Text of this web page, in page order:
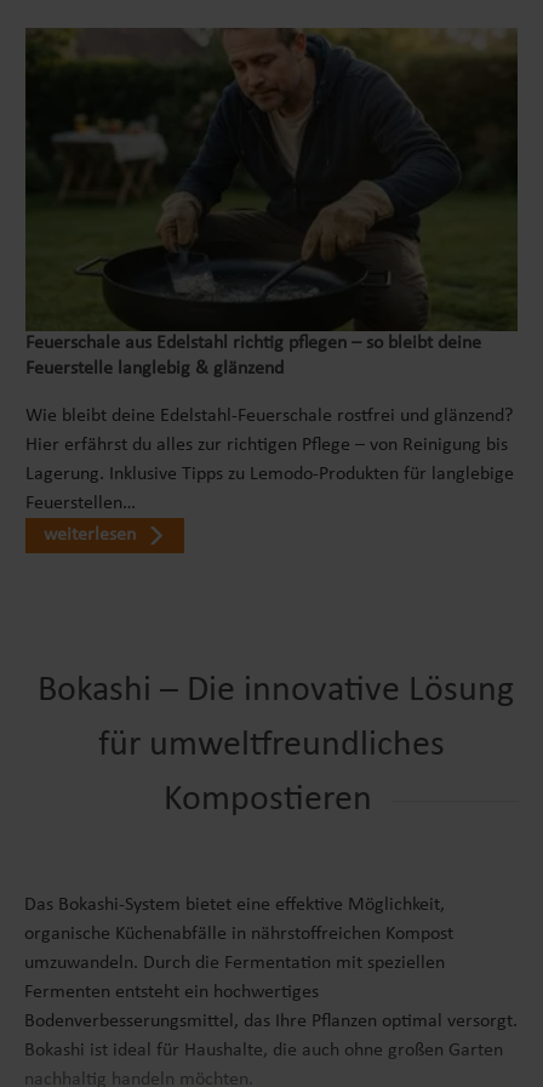
den Boden auf natürliche Weise verbessern und
langfristig seine Fruchtbarkeit erhöhen.25%
WENIGER KÜCHENABFÄLLEMit einem Bokashi
wird die Entsorgung Deines Biomülls zum
Kinderspiel! Reduziere Deinen organischen Müll
um 25% und sorgen Sie für eine
umweltfreundliche Abfallentsorgung. Die
Fermentation beschleunigt die Abbauprozesse
und somit die Zersetzung des organischen
Materials. Der Fermentationsprozess im Bokashi
Eimer sorgt zudem dafür, dass unangenehme
Gerüche reduziert werden und die entstehende
Flüssigkeit als Dünger für Pflanzen verwendet
werden kann.Bokashi ist die perfekte Lösung für
alle, die Wert auf Nachhaltigkeit und Effizienz
keine unangenehmen Rückstände.2 SORTEN
BIODÜNGERMit dem Bokashi Eimer hast Du die
Möglichkeit, Deine Küchenabfälle in wertvollen
Biodünger für Deinen Garten umzuwandeln. Beim
Bokashieren entstehen zwei Arten von Dünger,
die Deinen Garten auf unterschiedliche Weise
unterstützen.Der Bokashi-Saft, der während des
Bokashierungsprozesses freigesetzt wird, ist ein
wertvoller Flüssigdünger, der schnell auf Deine
Pflanzen wirkt. Mit ihm kannst Du Deine Pflanzen
einfach und schnell düngen und dadurch das
Wachstum und die Vitalität Deiner Pflanzen
langfristige Investition in die Gesundheit Deines
Bodens. Er enthält viele wichtige Nährstoffe und
Mikroorganismen, die den Boden auf natürliche
Weise verbessern und langfristig seine
Fruchtbarkeit erhöhen. Indem Du den Bokashi-
KÜCHENABFÄLLEMit einem Bokashi wird die
Reduziere Deinen organischen Müll um 25% und
Abfallentsorgung. Die Fermentation beschleunigt
unangenehme Gerüche reduziert werden und die
entstehende Flüssigkeit als Dünger für Pflanzen
verwendet werden kann.Dank des einfachen
Bokashi-Systems wird die Entsorgung Deines
Biomülls zum Kinderspiel. Mit nur wenigen
Schritten verwandelst Du Deine organischen
Feuerschale aus Edelstahl richtig pflegen – so bleibt deine
Feuerstelle langlebig & glänzend
Wie bleibt deine Edelstahl-Feuerschale rostfrei und glänzend?
Hier erfährst du alles zur richtigen Pflege – von Reinigung bis
Lagerung. Inklusive Tipps zu Lemodo-Produkten für langlebige
Feuerstellen…
weiterlesen
Bokashi – Die innovative Lösung
für umweltfreundliches
Kompostieren
Das Bokashi-System bietet eine effektive Möglichkeit,
organische Küchenabfälle in nährstoffreichen Kompost
umzuwandeln. Durch die Fermentation mit speziellen
Fermenten entsteht ein hochwertiges
Bodenverbesserungsmittel, das Ihre Pflanzen optimal versorgt.
Bokashi ist ideal für Haushalte, die auch ohne großen Garten
nachhaltig handeln möchten.